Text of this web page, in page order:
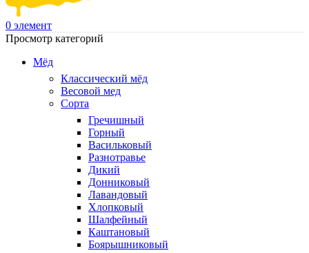
0 элемент
Просмотр категорий
Мёд
Классический мёд
Весовой мед
Сорта
Гречишный
Горный
Васильковый
Разнотравье
Дикий
Донниковый
Лавандовый
Хлопковый
Шалфейный
Каштановый
Боярышниковый